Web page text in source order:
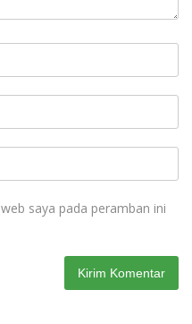
saya pada peramban ini